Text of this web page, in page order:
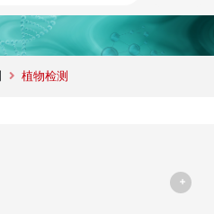
植物检测